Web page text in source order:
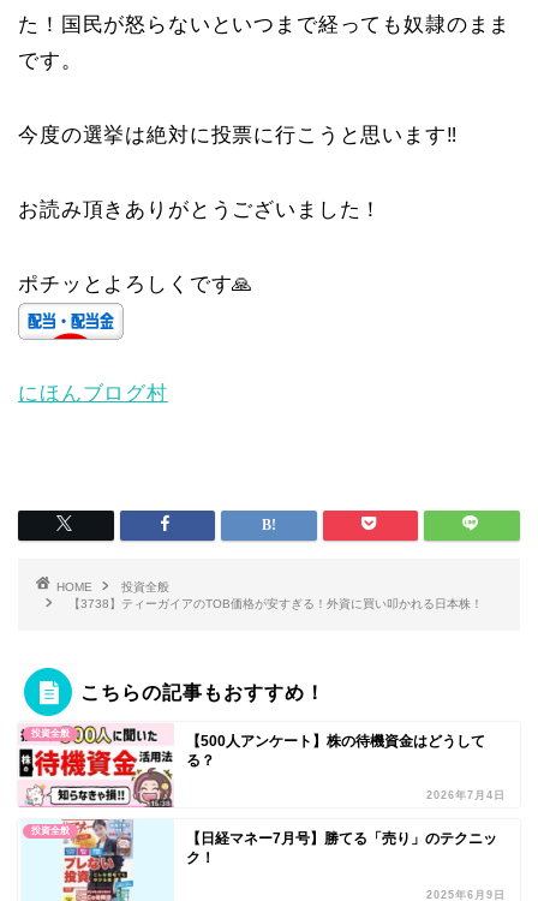
た！国民が怒らないといつまで経っても奴隷のまま
です。
今度の選挙は絶対に投票に行こうと思います‼️
お読み頂きありがとうございました！
ポチッとよろしくです🙏
にほんブログ村
HOME
投資全般
【3738】ティーガイアのTOB価格が安すぎる！外資に買い叩かれる日本株！
こちらの記事もおすすめ！
投資全般
【500人アンケート】株の待機資金はどうして
る？
2026年7月4日
投資全般
【日経マネー7月号】勝てる「売り」のテクニッ
ク！
2025年6月9日